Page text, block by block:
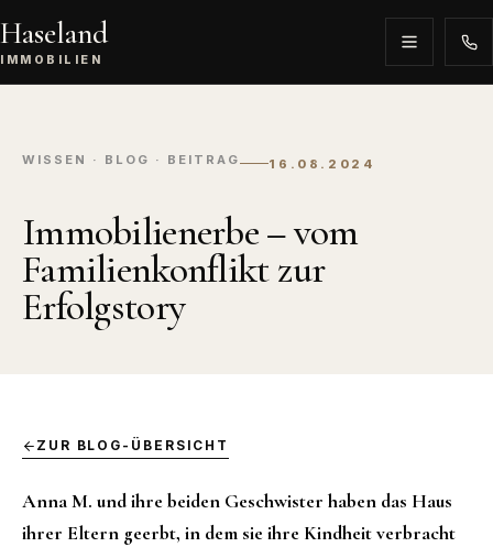
Haseland
IMMOBILIEN
WISSEN · BLOG · BEITRAG 16.08.2024
Immobilienerbe – vom
Familienkonflikt zur
Erfolgstory
ZUR BLOG-ÜBERSICHT
Anna M. und ihre beiden Geschwister haben das Haus
ihrer Eltern geerbt, in dem sie ihre Kindheit verbracht